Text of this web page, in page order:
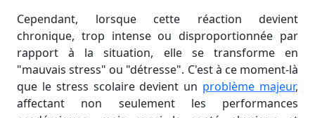
Cependant, lorsque cette réaction devient
chronique, trop intense ou disproportionnée par
rapport à la situation, elle se transforme en
"mauvais stress" ou "détresse". C'est à ce moment-là
que le stress scolaire devient un problème majeur,
affectant non seulement les performances